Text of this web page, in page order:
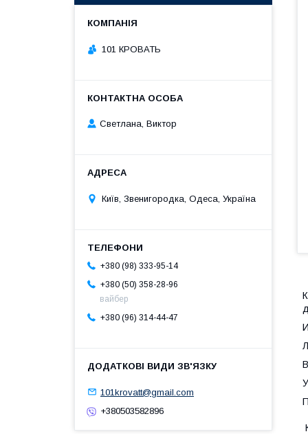
101 КРОВАТЬ
Светлана, Виктор
Київ, Звенигородка, Одеса, Україна
+380 (98) 333-95-14
+380 (50) 358-28-96
вайбер
+380 (96) 314-44-47
101krovatt@gmail.com
+380503582896